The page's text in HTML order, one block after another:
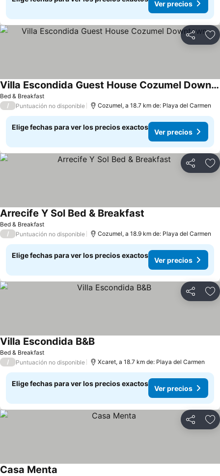
Ver precios
Compartir
Bed & Breakfast
Villa Escondida Guest House Cozumel Downtown
Ver precios
/ Puntuación no disponible Cozumel, a 18.7 km de: Playa del Carmen
Elige fechas para ver los precios exactos
Ver precios
Compartir
Bed & Breakfast
Arrecife Y Sol Bed & Breakfast
/ Puntuación no disponible Cozumel, a 18.9 km de: Playa del Carmen
Elige fechas para ver los precios exactos
Ver precios
Compartir
Bed & Breakfast
Villa Escondida B&BVer precios
/ Puntuación no disponible Xcaret, a 18.7 km de: Playa del Carmen
Elige fechas para ver los precios exactos
Ver precios
Compartir
Casa Menta